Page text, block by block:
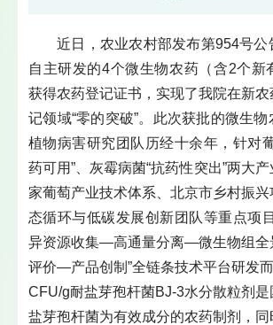
近日，农业农村部发布第954号公
自主研发的4个微生物农药（含2个新
获得农药登记证书，实现了我院在新
记领域“零的突破”。此次获批的微生
植物病害研究团队历经十余年，针对
药可用”、灰霉病菌“抗药性突出”两大
家葡萄产业技术体系、北京市乡村振
态循环与低碳发展创新团队等重点项
异资源收集—高通量分离—微生物组
评价—产品创制”全链条技术平台研发
CFU/g耐盐芽孢杆菌BJ-3水分散粒剂
盐芽孢杆菌为有效成分的农药制剂，